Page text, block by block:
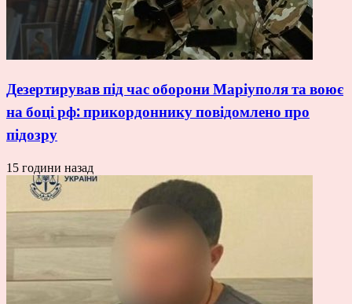
Дезертирував під час оборони Маріуполя та воює
на боці рф: прикордоннику повідомлено про
підозру
15 години назад